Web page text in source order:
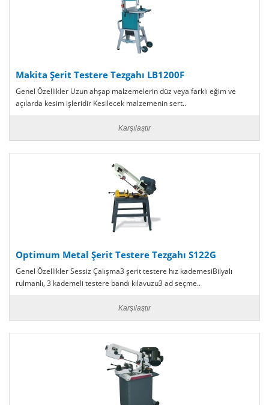
Makita Şerit Testere Tezgahı LB1200F
Genel Özellikler Uzun ahşap malzemelerin düz veya farklı eğim ve
açılarda kesim işleridir Kesilecek malzemenin sert..
Karşılaştır
Optimum Metal Şerit Testere Tezgahı S122G
Genel Özellikler Sessiz Çalışma3 şerit testere hız kademesiBilyalı
rulmanlı, 3 kademeli testere bandı kılavuzu3 ad seçme..
Karşılaştır